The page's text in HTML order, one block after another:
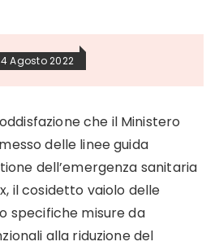
4 Agosto 2022
che il Ministero
delle linee guida
dell’emergenza sanitaria
il cosidetto vaiolo delle
specifiche misure da
alla riduzione del